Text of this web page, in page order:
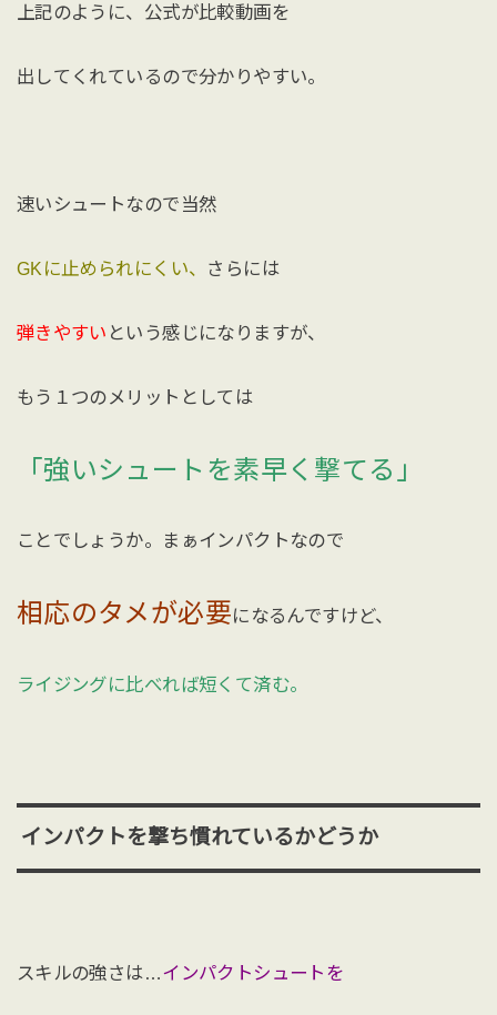
上記のように、公式が比較動画を
出してくれているので分かりやすい。
速いシュートなので当然
GKに止められにくい、 さらには
弾きやすい という感じになりますが、
もう１つのメリットとしては
「強いシュートを素早く撃てる」
ことでしょうか。まぁインパクトなので
相応のタメが必要になるんですけど、
ライジングに比べれば短くて済む。
インパクトを撃ち慣れているかどうか
スキルの強さは…インパクトシュートを